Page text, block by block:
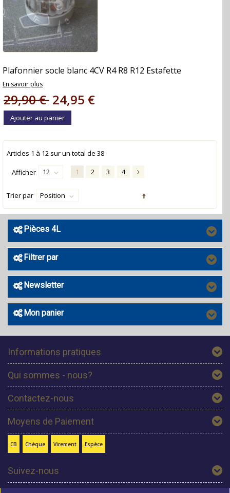
Plafonnier socle blanc 4CV R4 R8 R12 Estafette
En savoir plus
29,90 € 24,95 €
Ajouter au panier
Articles 1 à 12 sur un total de 38
1
2 3 4
Afficher 12
Trier par Position
Pièces 4L
Filtrer par
Newsletter
Mon panier
Informations pratiques
Qui sommes - nous?
Contactez-nous
Moyens de Paiement
CB Chèque Virement Espèce
Suivez-nous